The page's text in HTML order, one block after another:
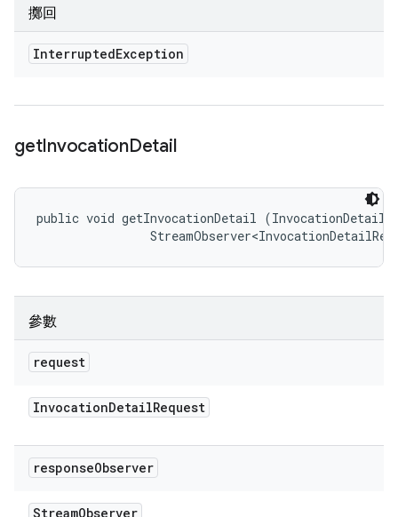
擲回
InterruptedException
getInvocationDetail
public void getInvocationDetail
參數
request
InvocationDetailRequest
responseObserver
StreamObserver